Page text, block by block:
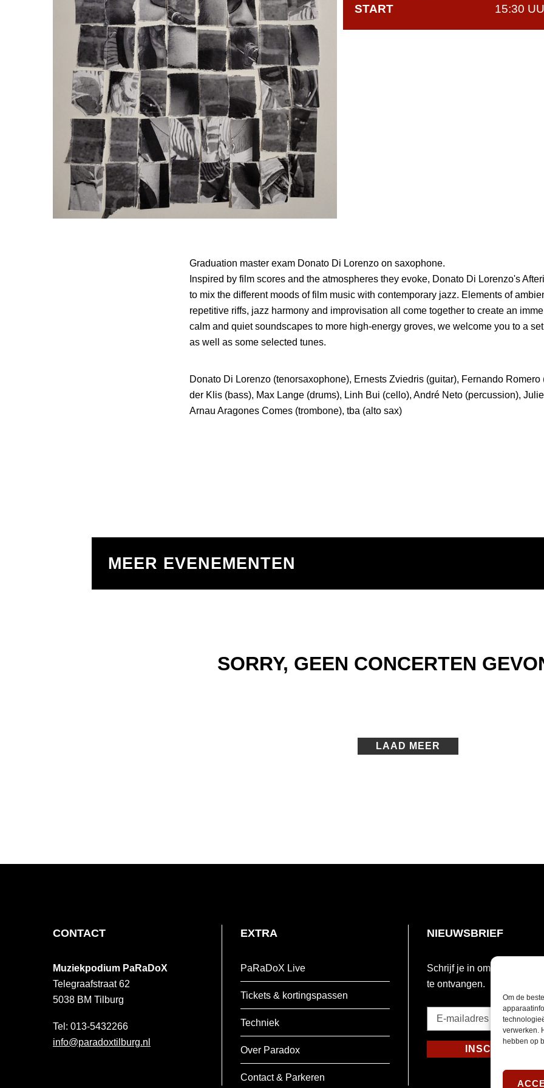
Om de
verwerken.
hebben op
START
15:30
Graduation master exam Donato Di Lorenzo on saxophone.
Inspired by film scores and the atmospheres they evoke, Donato Di Lorenzo's
to mix the different moods of film music with contemporary jazz. Elements of
repetitive riffs, jazz harmony and improvisation all come together to create an
calm and quiet soundscapes to more high-energy groves, we welcome you to a
as well as some selected tunes.
Donato Di Lorenzo (tenorsaxophone), Ernests Zviedris (guitar), Fernando Romero
der Klis (bass), Max Lange (drums), Linh Bui (cello), André Neto (percussion),
Arnau Aragones Comes (trombone), tba (alto sax)
MEER EVENEMENTEN
SORRY, GEEN CONCERTEN
LAAD MEER
FOOTERCONTACT
Muziekpodium PaRaDoX
Telegraafstraat 62
5038 BM Tilburg
013-5432266
info@paradoxtilburg.nl
EXTRA
PaRaDoX Live
Tickets & kortingspassen
Techniek
Over Paradox
Contact & Parkeren
NIEUWSBRIEF
Schrijf je in om onze
te ontvangen.
mailadres
Verplicht
INSCHRIJVEN